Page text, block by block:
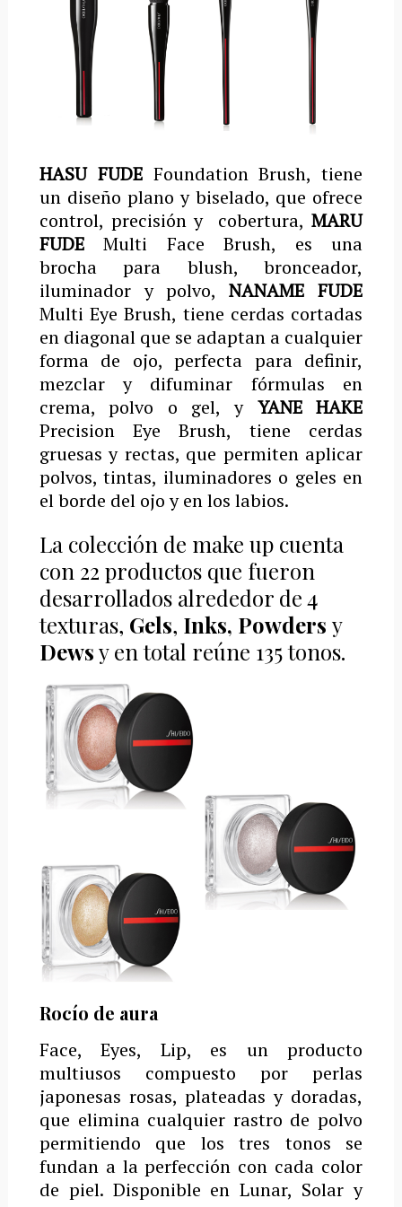
HASU FUDE Foundation Brush, tiene
un diseño plano y biselado, que ofrece
control, precisión y cobertura,MARU
FUDEMulti Face Brush, es una
brocha para blush, bronceador,
iluminador y polvo,NANAME FUDE
Multi Eye Brush, tiene cerdas cortadas
en diagonal que se adaptan a cualquier
forma de ojo, perfecta para definir,
mezclar y difuminar fórmulas en
crema, polvo o gel, y YANE HAKE
Precision Eye Brush, tiene cerdas
gruesas y rectas, que permiten aplicar
polvos, tintas, iluminadores o geles en
el borde del ojo y en los labios.
La colección de make up cuenta
con 22 productos que fueron
desarrollados alrededor de 4
texturas, Gels, Inks, Powders y
Dewsy en total reúne 135 tonos.
Rocío de aura
Face, Eyes, Lip, es un producto
multiusos compuesto por perlas
japonesas rosas, plateadas y doradas,
que elimina cualquier rastro de polvo
permitiendo que los tres tonos se
fundan a la perfección con cada color
de piel. Disponible en Lunar, Solar y